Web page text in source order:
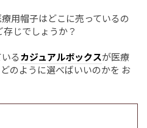
用帽子はどこに売っているの
じでしょうか？
るカジュアルボックスが医療
のように選べばいいのかを お